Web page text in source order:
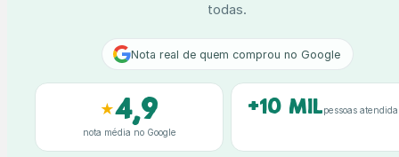
todas.
Nota real de quem comprou no Google
★4,9
nota média no Google
+10 milpessoas